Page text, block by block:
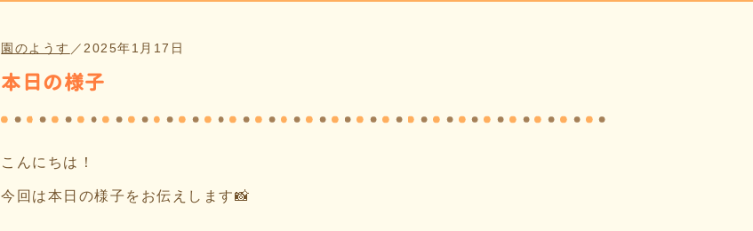
園のようす ／ 2025年1月17日
本日の様子
こんにちは！
今回は本日の様子をお伝えします📸